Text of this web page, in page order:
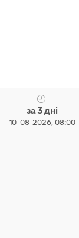
за 3 дні
10-08-2026, 08:00